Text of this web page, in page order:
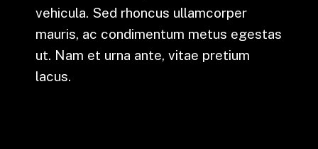
vehicula. Sed rhoncus ullamcorper
mauris, ac condimentum metus egestas
ut. Nam et urna ante, vitae pretium
lacus.